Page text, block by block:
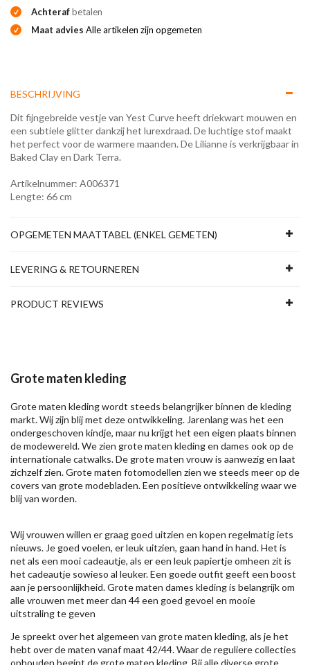
Achterafbetalen
Maat advies Alle artikelen zijn opgemeten
BESCHRIJVING
Dit fijngebreide vestje van Yest Curve heeft driekwart mouwen en
een subtiele glitter dankzij het lurexdraad. De luchtige stof maakt
het perfect voor de warmere maanden. De Lilianne is verkrijgbaar in
Baked Clay en Dark Terra.
Artikelnummer: A006371
Lengte: 66 cm
OPGEMETEN MAATTABEL (ENKEL GEMETEN)
LEVERING & RETOURNEREN
PRODUCT REVIEWS
Grote maten kleding
Grote maten kleding wordt steeds belangrijker binnen de kleding
markt. Wij zijn blij met deze ontwikkeling. Jarenlang was het een
ondergeschoven kindje, maar nu krijgt het een eigen plaats binnen
de modewereld. We zien grote maten kleding en dames ook op de
internationale catwalks. De grote maten vrouw is aanwezig en laat
zichzelf zien. Grote maten fotomodellen zien we steeds meer op de
covers van grote modebladen. Een positieve ontwikkeling waar we
blij van worden.
Wij vrouwen willen er graag goed uitzien en kopen regelmatig iets
nieuws. Je goed voelen, er leuk uitzien, gaan hand in hand. Het is
net als een mooi cadeautje, als er een leuk papiertje omheen zit is
het cadeautje sowieso al leuker. Een goede outfit geeft een boost
aan je persoonlijkheid. Grote maten dames kleding is belangrijk om
alle vrouwen met meer dan 44 een goed gevoel en mooie
uitstraling te geven
Je spreekt over het algemeen van grote maten kleding, als je het
hebt over de maten vanaf maat 42/44. Waar de reguliere collecties
ophouden begint de grote maten kleding. Bij alle diverse grote